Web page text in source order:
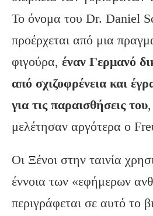
Το όνομα του Dr. Daniel
προέρχεται από μια
φιγούρα, έναν Γερμανό
από σχιζοφρένεια και
για τις παραισθήσεις του
μελέτησαν αργότερα ο
Οι Ξένοι στην ταινία
έννοια των «εφήμερων
περιγράφεται σε αυτό το